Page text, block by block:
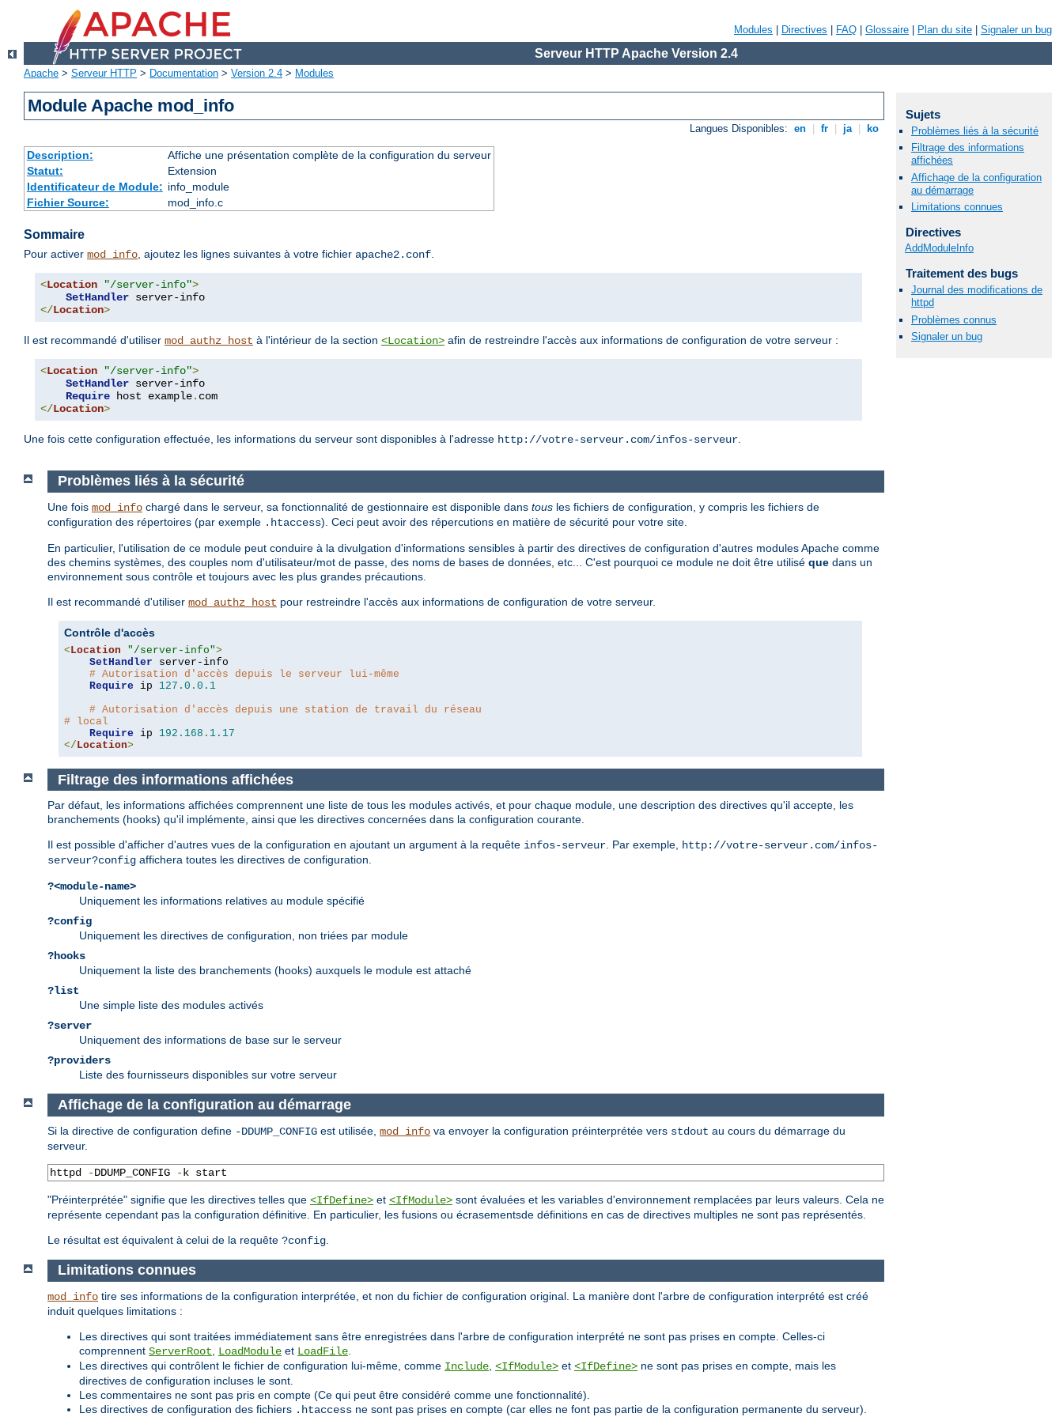
Modules Directives FAQ Glossaire Plan du site Signaler un bug
Serveur HTTP Apache Version 2.4
Apache > Serveur HTTP > Documentation > Version 2.4 > Modules
Module Apache mod_info
Langues Disponibles: en fr ja ko
Description:
Affiche une présentation complète de la configuration du serveur
Statut:
Extension
Identificateur de Module: info_module
Fichier Source:
mod_info.c
Sommaire
Pour activer mod_info, ajoutez les lignes suivantes à votre fichier apache2.conf.
<Location "/server-info">
SetHandler
</Location>
Il est recommandé d'utiliser mod_authz_host à l'intérieur de la section <Location> afin de restreindre l'accès aux informations de configuration de votre serveur :
<Location "/server-info">
SetHandler server-info
Require host example.
</Location>
Une fois cette configuration effectuée, les informations du serveur sont disponibles à l'adresse http://votre-serveur.com/infos-serveur.
Problèmes liés à la sécurité
Une fois mod_info chargé dans le serveur, sa fonctionnalité de gestionnaire est disponible dans tous les fichiers de configuration, y compris les fichiers de
configuration des répertoires (par exemple .htaccess). Ceci peut avoir des répercutions en matière de sécurité pour votre site.
En particulier, l'utilisation de ce module peut conduire à la divulgation d'informations sensibles à partir des directives de configuration d'autres modules Apache comme
des chemins systèmes, des couples nom d'utilisateur/mot de passe, des noms de bases de données, etc... C'est pourquoi ce module ne doit être utilisé que dans un
environnement sous contrôle et toujours avec les plus grandes précautions.
Il est recommandé d'utiliser mod_authz_host pour restreindre l'accès aux informations de configuration de votre serveur.
Contrôle d'accès
< Location "/server-info">
SetHandler server-info
# Autorisation d'accès depuis le serveur lui-même
Require ip 127.0 . 0.1
# Autorisation d'accès depuis une station de travail du réseau
# local
Require ip 192.168 . 1.17
</ Location>
Filtrage des informations affichées
Par défaut, les informations affichées comprennent une liste de tous les modules activés, et pour chaque module, une description des directives qu'il accepte, les
branchements (hooks) qu'il implémente, ainsi que les directives concernées dans la configuration courante.
Il est possible d'afficher d'autres vues de la configuration en ajoutant un argument à la requête infos-serveur. Par exemple, http://votre-serveur.com/infos-
serveur?config affichera toutes les directives de configuration.
?<module-name>
Uniquement les informations relatives au module spécifié
?config
Uniquement les directives de configuration, non triées par module
?hooks
Uniquement la liste des branchements (hooks) auxquels le module est attaché
?list
Une simple liste des modules activés
?server
Uniquement des informations de base sur le serveur
?providers
Liste des fournisseurs disponibles sur votre serveur
Affichage de la configuration au démarrage
Si la directive de configuration define -DDUMP_CONFIG est utilisée, mod_info va envoyer la configuration préinterprétée vers stdout au cours du démarrage du
serveur.
httpd -DDUMP_CONFIG -k start
"Préinterprétée" signifie que les directives telles que <IfDefine> et <IfModule> sont évaluées et les variables d'environnement remplacées par leurs valeurs. Cela ne
représente cependant pas la configuration définitive. En particulier, les fusions ou écrasementsde définitions en cas de directives multiples ne sont pas représentés.
Le résultat est équivalent à celui de la requête ?config
Limitations connues
mod_info tire ses informations de la configuration interprétée, et non du fichier de configuration original. La manière dont l'arbre de configuration interprété est créé
induit quelques limitations :
Les directives qui sont traitées immédiatement sans être enregistrées dans l'arbre de configuration interprété ne sont pas prises en compte. Celles-ci
comprennent ServerRoot LoadModule et LoadFile
Les directives qui contrôlent le fichier de configuration lui-même, comme Include <IfModule> et <IfDefine> ne sont pas prises en compte, mais les
directives de configuration incluses le sont.
Les commentaires ne sont pas pris en compte (Ce qui peut être considéré comme une fonctionnalité).
Les directives de configuration des fichiers .htaccess ne sont pas prises en compte (car elles ne font pas partie de la configuration permanente du serveur).
Sujets
Problèmes liés à la sécurité
Filtrage des informations
affichées
Affichage de la configuration
au démarrage
Limitations connues
Directives
AddModuleInfo
Traitement des bugs
Journal des modifications de
httpd
Problèmes connus
Signaler un bug